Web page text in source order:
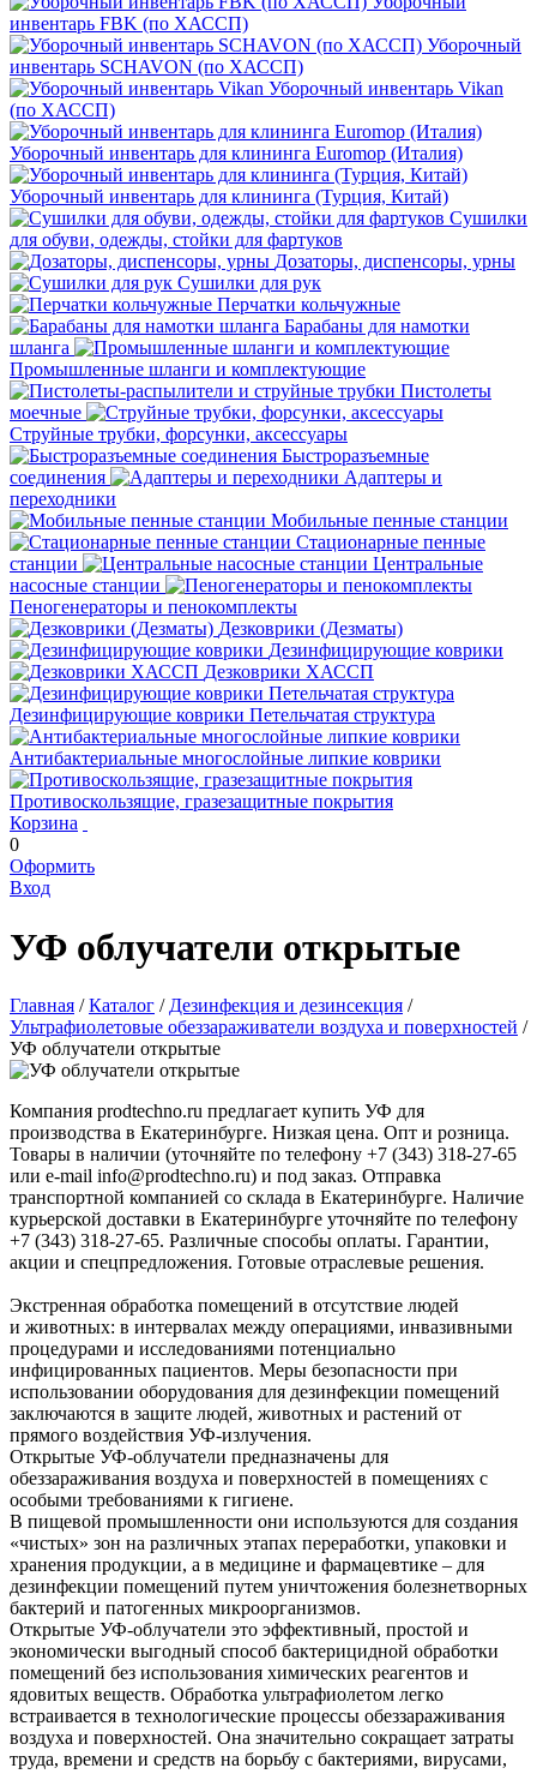
инвентарь FBK (по ХАССП)
Уборочный
инвентарь SCHAVON (по ХАССП)
Уборочный инвентарь Vikan
(по ХАССП)
Уборочный инвентарь для клининга Euromop (Италия)
Уборочный инвентарь для клининга (Турция, Китай)
Сушилки
для обуви, одежды, стойки для фартуков
Дозаторы, диспенсоры, урны
Сушилки для рук
Перчатки кольчужные
Барабаны для намотки
шланга
Промышленные шланги и комплектующие
Пистолеты
моечные
Струйные трубки, форсунки, аксессуары
Быстроразъемные
соединения
Адаптеры и
переходники
Мобильные пенные станции
Стационарные пенные
станции
Центральные
насосные станции
Пеногенераторы и пенокомплекты
Дезковрики (Дезматы)
Дезинфицирующие коврики
Дезковрики ХАССП
Дезинфицирующие коврики Петельчатая структура
Антибактериальные многослойные липкие коврики
Противоскользящие, гразезащитные покрытия
Корзина
0
Оформить
Вход
УФ облучатели открытые
Главная / Каталог / Дезинфекция и дезинсекция /
Ультрафиолетовые обеззараживатели воздуха и поверхностей /
УФ облучатели открытые
Компания prodtechno.ru предлагает купить УФ для
производства в Екатеринбурге. Низкая цена. Опт и розница.
Товары в наличии (уточняйте по телефону +7 (343) 318-27-65
или e-mail info@prodtechno.ru) и под заказ. Отправка
транспортной компанией со склада в Екатеринбурге. Наличие
курьерской доставки в Екатеринбурге уточняйте по телефону
+7 (343) 318-27-65. Различные способы оплаты. Гарантии,
акции и спецпредложения. Готовые отраслевые решения.
Экстренная обработка помещений в отсутствие людей
и животных: в интервалах между операциями, инвазивными
процедурами и исследованиями потенциально
инфицированных пациентов. Меры безопасности при
использовании оборудования для дезинфекции помещений
заключаются в защите людей, животных и растений от
прямого воздействия УФ-излучения.
Открытые УФ-облучатели предназначены для
обеззараживания воздуха и поверхностей в помещениях с
особыми требованиями к гигиене.
В пищевой промышленности они используются для создания
«чистых» зон на различных этапах переработки, упаковки и
хранения продукции, а в медицине и фармацевтике – для
дезинфекции помещений путем уничтожения болезнетворных
бактерий и патогенных микроорганизмов.
Открытые УФ-облучатели это эффективный, простой и
экономически выгодный способ бактерицидной обработки
помещений без использования химических реагентов и
ядовитых веществ. Обработка ультрафиолетом легко
встраивается в технологические процессы обеззараживания
воздуха и поверхностей. Она значительно сокращает затраты
труда, времени и средств на борьбу с бактериями, вирусами,